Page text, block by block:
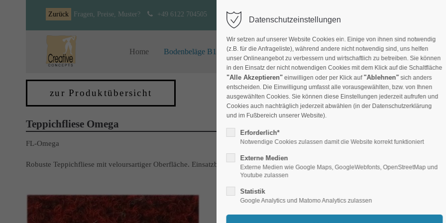
Zurück Fragen, Preise, Muster? +49 6122 704505 info(at)crecondeko.de
Home Bodenbeläge B1 Stoffe B1 Hotel-Ausstattung Akustik Produkte
zur Produktübersicht
Teppichfliese Omega
FL-Omega
Robuste Teppichfliese mit veloursartiger Oberfläche. Einsatzbereiche: Büro, Laden, Gewerbe oder als Schutzbelag. Standardgröße
Datenschutzeinstellungen
Wir setzen auf unserer Website Cookies ein. Einige von ihnen sind notwendig
(z.B. für die Anfrageliste), während andere nicht notwendig sind, uns helfen
unser Onlineangebot zu verbessern und wirtschaftlich zu betreiben. Sie können
in den Einsatz der nicht notwendigen Cookies mit dem Klick auf die Schaltfläche
"Alle Akzeptieren"einwilligen oder per Klick auf"Ablehnen" sich anders
entscheiden. Die Einwilligung umfasst alle vorausgewählten, bzw. von Ihnen
ausgewählten Cookies. Sie können diese Einstellungen jederzeit aufrufen und
Cookies auch nachträglich jederzeit abwählen (in der Datenschutzerklärung
und im Fußbereich unserer Website).
Erforderlich*
Notwendige Cookies zulassen damit die Website korrekt funktioniert
Externe Medien
Externe Medien wie Google Maps, GoogleWebfonts, OpenStreetMap und
Youtube zulassen
Statistik
Google Analytics und Matomo Analytics zulassen